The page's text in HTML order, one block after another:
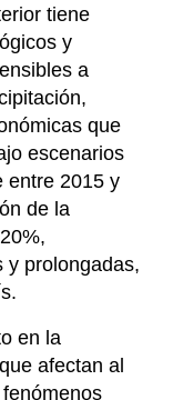
tiene
y
a
que
escenarios
entre 2015 y
de la
y prolongadas,
en la
afectan al